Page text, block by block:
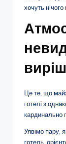
хочуть нічого
Це те, що
готелі з
кардинально
Уявімо пару,
готель,